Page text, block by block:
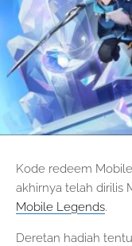
Kode redeem
akhirnya telah dirilis
Mobile Legends.
Deretan hadiah